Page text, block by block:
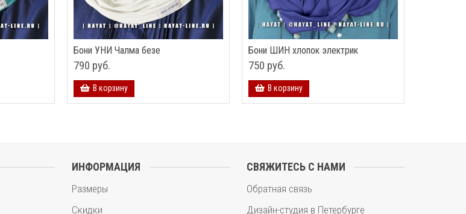
Бони УНИ Чалма безе
790 руб.
В корзину
Бони ШИН хлопок электрик
750 руб.
В корзину
ИНФОРМАЦИЯ
Размеры
Скидки
СВЯЖИТЕСЬ С НАМИ
Обратная связь
Дизайн-студия в Петербурге